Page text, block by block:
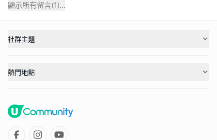
顯示所有留言(1)...
社群主題
熱門地點